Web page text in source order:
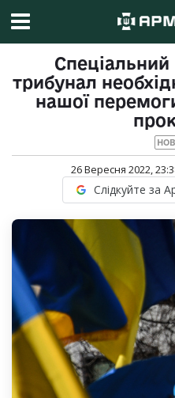
трибунал
нашої
26 Вересня 2022,
Слідкуйте за